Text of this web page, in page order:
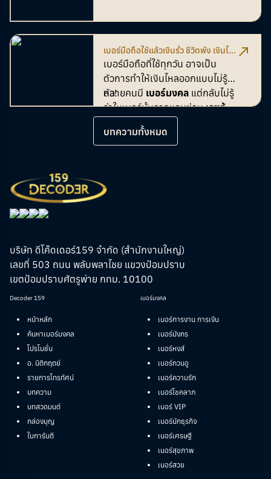
เลขมงคล
เบอร์มือถือใช้แล้วเงินรั่ว ชีวิตพัง เงินไม่
เหลือเก็บ!
เบอร์มือถือที่ใช้ทุกวัน อาจเป็น
ตัวการทำให้เงินไหลออกแบบไม่รู้
ตัว!
หลายคนมี เบอร์มงคลแต่กลับไม่รู้
ว่าในเบอร์นั้นอาจแอบซ่อนเลขต้อง
ที่พลังงานส่งผลเรื่องเงินรั่ว
ไหล เก็บเงินไม่อยู่ กระทบต่อเงินใน
บทความทั้งหมด
บริษัท ดีโค๊ดเดอร์159 จำกัด (สำนักงานใหญ่)
เลขที่ 503 ถนน พลับพลาไชย แขวงป้อมปราบ
เขตป้อมปราบศัตรูพ่าย กทม. 10100
Decoder 159
หน้าหลัก
ค้นหาเบอร์มงคล
โปรโมชั่น
อ. นิติกฤตย์
รายการโทรทัศน์
บทความ
บทสวดมนต์
กล่องบุญ
ใบการันตี
เบอร์มงคล
เบอร์การงาน การเงิน
เบอร์มังกร
เบอร์หงส์
เบอร์กวนอู
เบอร์ความรัก
เบอร์โชคลาภ
เบอร์ VIP
เบอร์นักธุรกิจ
เบอร์เศรษฐี
เบอร์สุขภาพ
เบอร์สวย